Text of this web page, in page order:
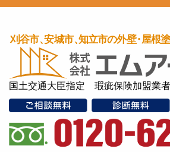
国土交通大臣指定 瑕疵保険加盟業者